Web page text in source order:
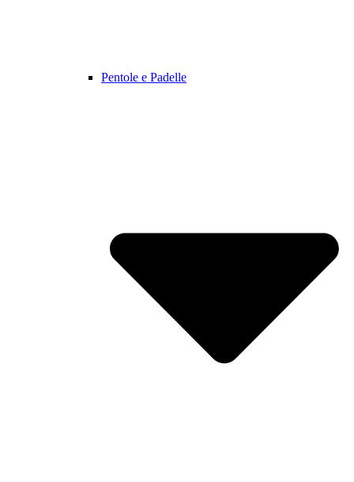
Pentole e Padelle